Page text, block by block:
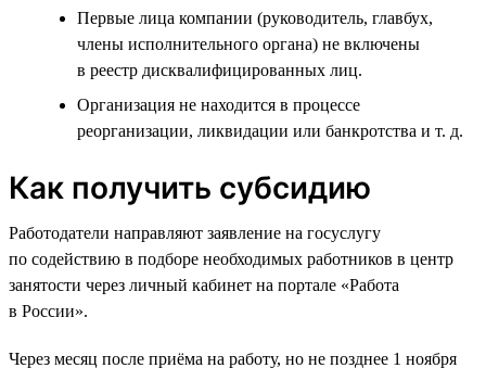
Первые лица компании (руководитель, главбух,
члены исполнительного органа) не включены
в реестр дисквалифицированных лиц.
Организация не находится в процессе
реорганизации, ликвидации или банкротства и т. д.
Как получить субсидию
Работодатели направляют заявление на госуслугу
по содействию в подборе необходимых работников в центр
занятости через личный кабинет на портале «Работа
в России».
Через месяц после приёма на работу, но не позднее 1 ноября